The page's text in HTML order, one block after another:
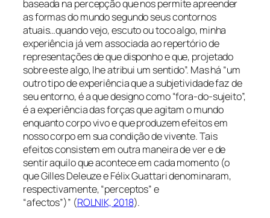
baseada na percepção que nos permite apreender
as formas do mundo segundo seus contornos
atuais…quando vejo, escuto ou toco algo, minha
experiência já vem associada ao repertório de
representações de que disponho e que, projetado
sobre este algo, lhe atribui um sentido”. Mas há “um
outro tipo de experiência que a subjetividade faz de
seu entorno, é a que designo como “fora-do-sujeito”,
é a experiência das forças que agitam o mundo
enquanto corpo vivo e que produzem efeitos em
nosso corpo em sua condição de vivente. Tais
efeitos consistem em outra maneira de ver e de
sentir aquilo que acontece em cada momento (o
que Gilles Deleuze e Félix Guattari denominaram,
respectivamente, “perceptos” e
“afectos”)” (ROLNIK, 2018).